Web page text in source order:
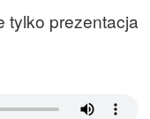
tylko prezentacja